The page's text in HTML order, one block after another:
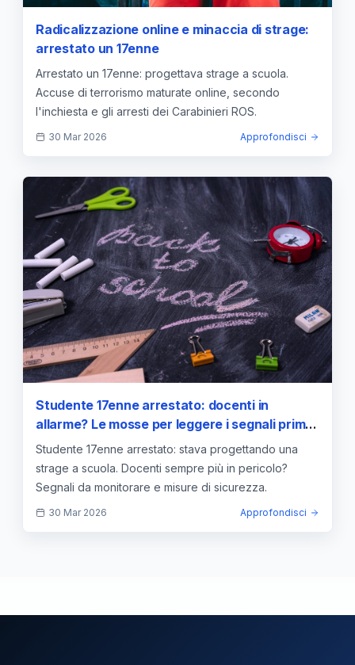
Radicalizzazione online e minaccia di strage:
arrestato un 17enne
Arrestato un 17enne: progettava strage a scuola.
Accuse di terrorismo maturate online, secondo
l'inchiesta e gli arresti dei Carabinieri ROS.
30 Mar 2026 Approfondisci
Studente 17enne arrestato: docenti in
allarme? Le mosse per leggere i segnali prima
che diventino tragedia
Studente 17enne arrestato: stava progettando una
strage a scuola. Docenti sempre più in pericolo?
Segnali da monitorare e misure di sicurezza.
30 Mar 2026 Approfondisci